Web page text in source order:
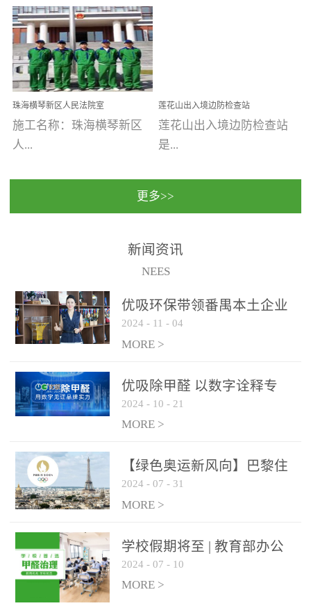
将会成为一棵参天大树！
优吸环保截止2020年拥有
全国600家网点分支机构。
【东莞美豪雅致酒店】室
内空气治理项目东莞美豪
雅致酒店 东莞美豪雅
致酒店是为中高端人士...
珠海横琴新区人民法院室
内除甲醛空气治理项目
施工名称：珠海横琴新区
人...
民法院室内除甲醛空气治
保施工日期：2020年1月珠
莲花山出入境边防检查站
室内除甲醛空气治理项目
莲花山出入境边防检查站
是...
国家通过设在对外开放口
（及各出入境边防检查
更多>>
新闻资讯
NEES
优吸环保带领番禺本​土企业
勇敢破局向“新”
2024 - 11 - 04
MORE >
优吸除甲醛 以数字诠释专
业，尽显除醛品牌实力！
2024 - 10 - 21
MORE >
【绿色奥运新风向】巴黎住
宿风波：优吸环保共建健康
绿色家居
2024 - 07 - 31
MORE >
学校假期将至 | 教育部办公
厅关于加强学校新建校舍室
内空气质量管理通知
2024 - 07 - 10
MORE >